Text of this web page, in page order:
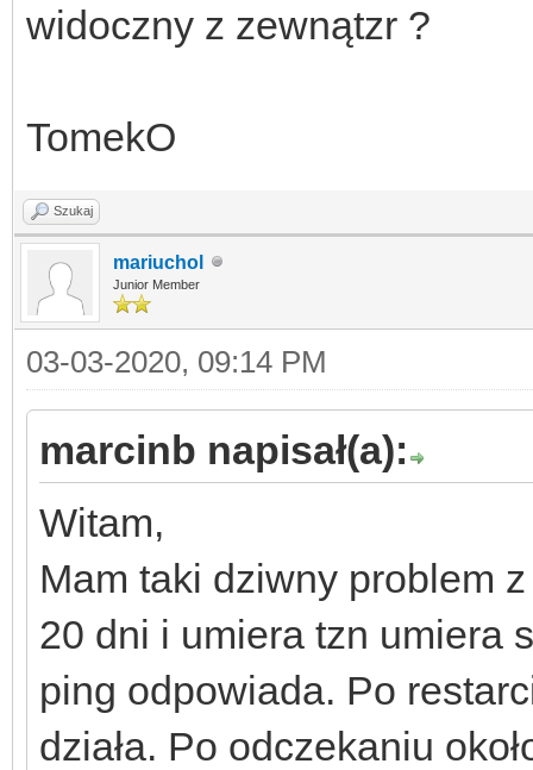
widoczny z zewnątzr ?
TomekO
Szukaj
mariuchol
Junior Member
03-03-2020, 09:14 PM
marcinb napisał(a):
Witam,
Mam taki dziwny problem
20 dni i umiera tzn umiera
ping odpowiada. Po
działa. Po odczekaniu